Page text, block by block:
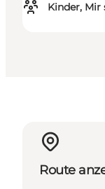
Kinder, Mir
Route